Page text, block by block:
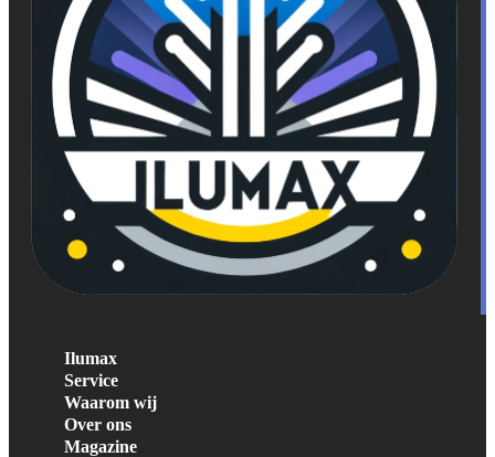
Ilumax
Service
Waarom wij
Over ons
Magazine